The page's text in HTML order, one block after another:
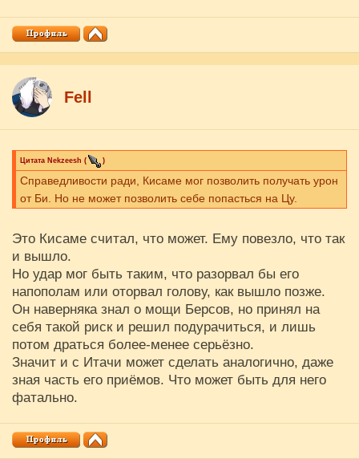
Fell
Цитата Nekzeesh ( )
Справедливости ради, Кисаме мог позволить получать урон
от Би. Но не может позволить себе попасться на Цу.
Это Кисаме считал, что может. Ему повезло, что так
и вышло.
Но удар мог быть таким, что разорвал бы его
напополам или оторвал голову, как вышло позже.
Он наверняка знал о мощи Берсов, но принял на
себя такой риск и решил подурачиться, и лишь
потом драться более-менее серьёзно.
Значит и с Итачи может сделать аналогично, даже
зная часть его приёмов. Что может быть для него
фатально.